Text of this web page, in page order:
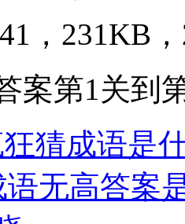
，231KB
案第1关到